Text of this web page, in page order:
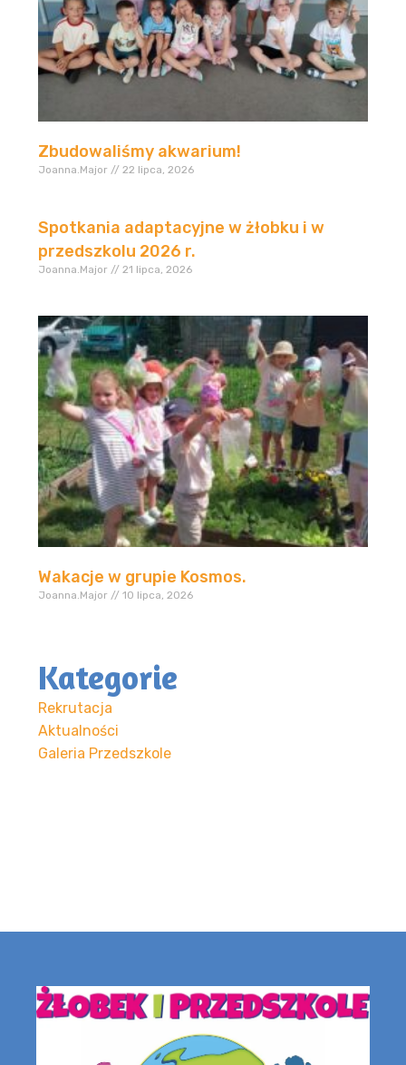
Zbudowaliśmy akwarium!
Joanna.Major 22 lipca, 2026
Spotkania adaptacyjne w żłobku i w
przedszkolu 2026 r.
Joanna.Major 21 lipca, 2026
Wakacje w grupie Kosmos.
Joanna.Major 10 lipca, 2026
Kategorie
Rekrutacja
Aktualności
Galeria Przedszkole